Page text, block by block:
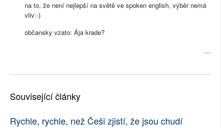
na to, že není nejlepší na světě ve spoken english, výběr nemá
vliv:-)
občansky vzato: Ája krade?
Související články
Rychle, rychle, než Češi zjistí, že jsou chudí